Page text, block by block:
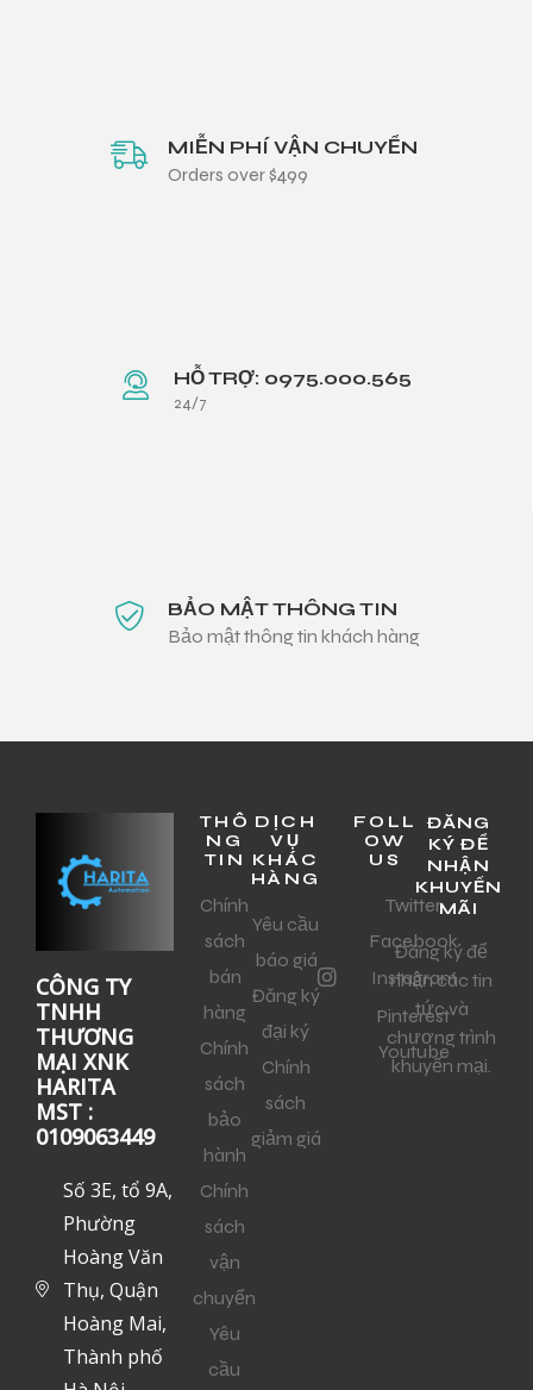
MIỄN PHÍ VẬN CHUYỂN
Orders over $499
HỖ TRỢ: 0975.000.565
24/7
BẢO MẬT THÔNG TIN
Bảo mật thông tin khách hàng
CÔNG TY
TNHH
THƯƠNG
MẠI XNK
HARITA
MST :
0109063449
Số 3E, tổ 9A,
Phường
Hoàng Văn
Thụ, Quận
Hoàng Mai,
Thành phố
THÔ
NG
TIN
Chính
sách
bán
hàng
Chính
sách
bảo
hành
Chính
sách
vận
chuyển
Yêu
cầu
DỊCH
VỤ
KHÁC
HÀNG
Yêu cầu
báo giá
Đăng ký
đại ký
Chính
sách
giảm giá
FOLL
OW
US
Twitter
Facebook
Instagram
Pinterest
Youtube
ĐĂNG
KÝ ĐỂ
NHẬN
KHUYẾN
MÃI
Đăng ký để
nhận các tin
tức và
chương trình
khuyến mại.